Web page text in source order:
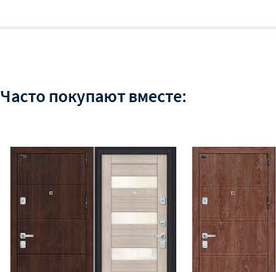
Часто покупают вместе: